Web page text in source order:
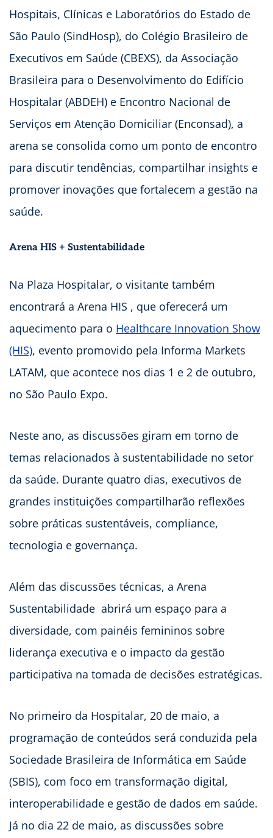
Hospitais, Clínicas e Laboratórios do Estado de
São Paulo (SindHosp), do Colégio Brasileiro de
Executivos em Saúde (CBEXS), da Associação
Brasileira para o Desenvolvimento do Edifício
Hospitalar (ABDEH) e Encontro Nacional de
Serviços em Atenção Domiciliar (Enconsad), a
arena se consolida como um ponto de encontro
para discutir tendências, compartilhar insights e
promover inovações que fortalecem a gestão na
saúde.
Arena HIS + Sustentabilidade
Na Plaza Hospitalar, o visitante também
encontrará a Arena HIS , que oferecerá um
aquecimento para o Healthcare Innovation Show
(HIS), evento promovido pela Informa Markets
LATAM, que acontece nos dias 1 e 2 de outubro,
no São Paulo Expo.
Neste ano, as discussões giram em torno de
temas relacionados à sustentabilidade no setor
da saúde. Durante quatro dias, executivos de
grandes instituições compartilharão reflexões
sobre práticas sustentáveis, compliance,
tecnologia e governança.
Além das discussões técnicas, a Arena
Sustentabilidade abrirá um espaço para a
diversidade, com painéis femininos sobre
liderança executiva e o impacto da gestão
participativa na tomada de decisões estratégicas.
No primeiro da Hospitalar, 20 de maio, a
programação de conteúdos será conduzida pela
Sociedade Brasileira de Informática em Saúde
(SBIS), com foco em transformação digital,
interoperabilidade e gestão de dados em saúde.
Já no dia 22 de maio, as discussões sobre